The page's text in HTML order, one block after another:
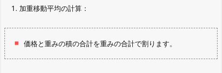
加重移動平均の計算：
価格と重みの積の合計を重みの合計で割ります。